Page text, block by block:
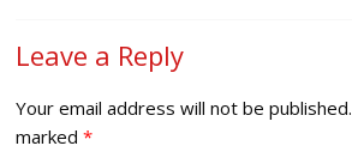
Leave a Reply
Your email address will not be published.
marked*